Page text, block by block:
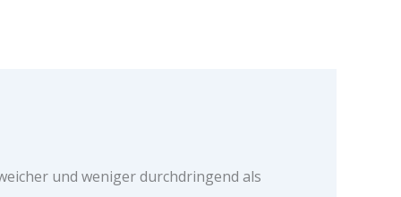
und weniger durchdringend als